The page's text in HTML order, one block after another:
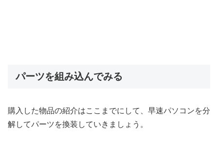
パーツを組み込んでみる
購入した物品の紹介はここまでにして、早速パソコンを分
解してパーツを換装していきましょう。